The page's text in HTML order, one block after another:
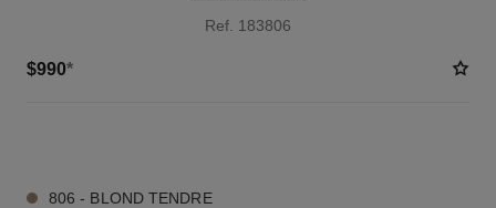
Ref. 183806
$990*
806 - BLOND TENDRE